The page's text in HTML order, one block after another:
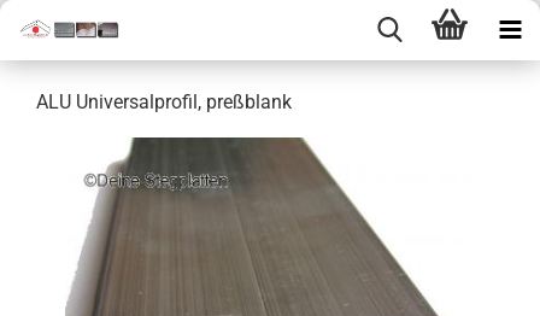
ALU Universalprofil, preßblank